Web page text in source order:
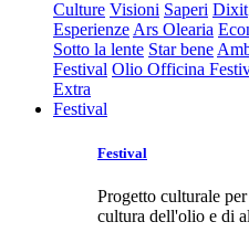
Culture Visioni Saperi Dixit
Esperienze Ars Olearia
Sotto la lente Star bene
Festival Olio Officina
Extra
Festival
Festival
Progetto culturale
cultura dell'olio e di